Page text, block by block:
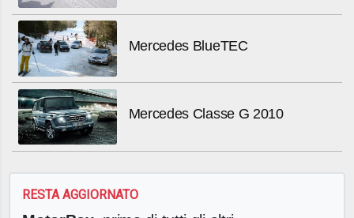
Mercedes BlueTEC
Mercedes Classe G 2010
RESTA AGGIORNATO